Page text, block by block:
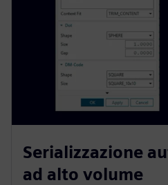
Serializzazione
ad alto volume